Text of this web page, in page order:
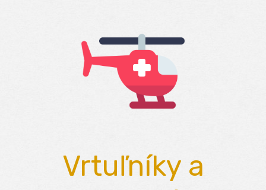
Vrtuľníky a